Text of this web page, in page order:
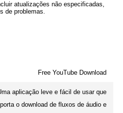
atualizações não especificadas,
de problemas.
Free YouTube Download
aplicação leve e fácil de usar que
o download de fluxos de áudio e